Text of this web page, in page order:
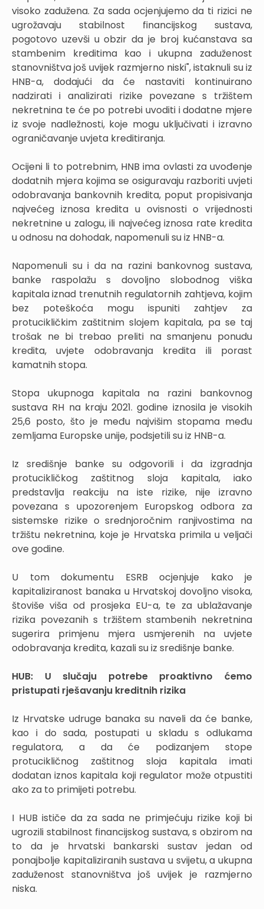
visoko zadužena. Za sada ocjenjujemo da ti rizici ne
ugrožavaju stabilnost financijskog sustava,
pogotovo uzevši u obzir da je broj kućanstava sa
stambenim kreditima kao i ukupna zaduženost
stanovništva još uvijek razmjerno niski", istaknuli su iz
HNB-a, dodajući da će nastaviti kontinuirano
nadzirati i analizirati rizike povezane s tržištem
nekretnina te će po potrebi uvoditi i dodatne mjere
iz svoje nadležnosti, koje mogu uključivati i izravno
ograničavanje uvjeta kreditiranja.
Ocijeni li to potrebnim, HNB ima ovlasti za uvođenje
dodatnih mjera kojima se osiguravaju razboriti uvjeti
odobravanja bankovnih kredita, poput propisivanja
najvećeg iznosa kredita u ovisnosti o vrijednosti
nekretnine u zalogu, ili najvećeg iznosa rate kredita
u odnosu na dohodak, napomenuli su iz HNB-a.
Napomenuli su i da na razini bankovnog sustava,
banke raspolažu s dovoljno slobodnog viška
kapitala iznad trenutnih regulatornih zahtjeva, kojim
bez poteškoća mogu ispuniti zahtjev za
protucikličkim zaštitnim slojem kapitala, pa se taj
trošak ne bi trebao preliti na smanjenu ponudu
kredita, uvjete odobravanja kredita ili porast
kamatnih stopa.
Stopa ukupnoga kapitala na razini bankovnog
sustava RH na kraju 2021. godine iznosila je visokih
25,6 posto, što je među najvišim stopama među
zemljama Europske unije, podsjetili su iz HNB-a.
Iz središnje banke su odgovorili i da izgradnja
protucikličkog zaštitnog sloja kapitala, iako
predstavlja reakciju na iste rizike, nije izravno
povezana s upozorenjem Europskog odbora za
sistemske rizike o srednjoročnim ranjivostima na
tržištu nekretnina, koje je Hrvatska primila u veljači
ove godine.
U tom dokumentu ESRB ocjenjuje kako je
kapitaliziranost banaka u Hrvatskoj dovoljno visoka,
štoviše viša od prosjeka EU-a, te za ublažavanje
rizika povezanih s tržištem stambenih nekretnina
sugerira primjenu mjera usmjerenih na uvjete
odobravanja kredita, kazali su iz središnje banke.
HUB: U slučaju potrebe proaktivno ćemo
pristupati rješavanju kreditnih rizika
Iz Hrvatske udruge banaka su naveli da će banke,
kao i do sada, postupati u skladu s odlukama
regulatora, a da će podizanjem stope
protucikličnog zaštitnog sloja kapitala imati
dodatan iznos kapitala koji regulator može otpustiti
ako za to primijeti potrebu.
I HUB ističe da za sada ne primjećuju rizike koji bi
ugrozili stabilnost financijskog sustava, s obzirom na
to da je hrvatski bankarski sustav jedan od
ponajbolje kapitaliziranih sustava u svijetu, a ukupna
zaduženost stanovništva još uvijek je razmjerno
niska.